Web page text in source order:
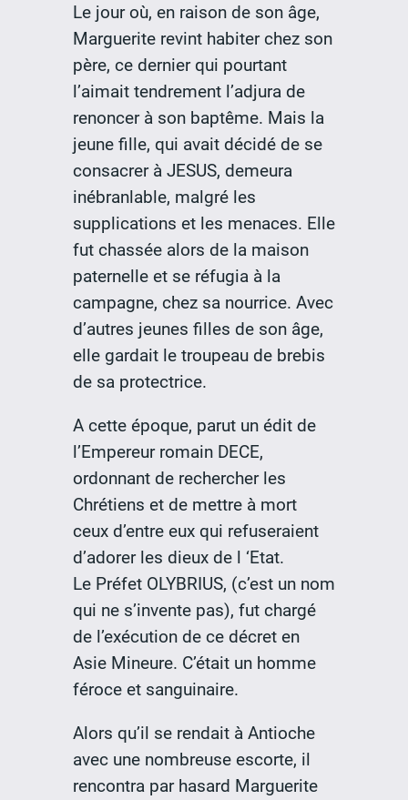
Le jour où, en raison de son âge,
Marguerite revint habiter chez son
père, ce dernier qui pourtant
l’aimait tendrement l’adjura de
renoncer à son baptême. Mais la
jeune fille, qui avait décidé de se
consacrer à JESUS, demeura
inébranlable, malgré les
supplications et les menaces. Elle
fut chassée alors de la maison
paternelle et se réfugia à la
campagne, chez sa nourrice. Avec
d’autres jeunes filles de son âge,
elle gardait le troupeau de brebis
de sa protectrice.
A cette époque, parut un édit de
l’Empereur romain DECE,
ordonnant de rechercher les
Chrétiens et de mettre à mort
ceux d’entre eux qui refuseraient
d’adorer les dieux de l ‘Etat.
Le Préfet OLYBRIUS, (c’est un nom
qui ne s’invente pas), fut chargé
de l’exécution de ce décret en
Asie Mineure. C’était un homme
féroce et sanguinaire.
Alors qu’il se rendait à Antioche
avec une nombreuse escorte, il
rencontra par hasard Marguerite